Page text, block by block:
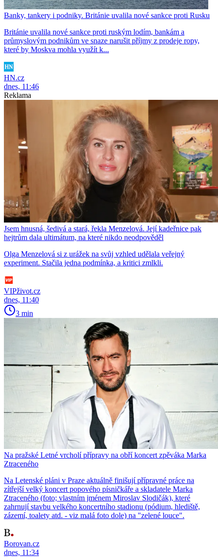
Banky, tankery i podniky. Británie uvalila nové sankce proti Rusku
Británie uvalila nové sankce proti ruským lodím, bankám a
průmyslovým podnikům ve snaze narušit příjmy z prodeje ropy,
které by Moskva mohla využít k...
HN.cz
dnes, 11:46
Reklama
Jsem hnusná, šedivá a stará, řekla Menzelová. Její kadeřnice pak
hejtrům dala ultimátum, na které nikdo neodpověděl
Olga Menzelová si z urážek na svůj vzhled udělala veřejný
experiment. Stačila jedna podmínka, a kritici zmlkli.
VIPživot.cz
dnes, 11:40
3 min
Na pražské Letné vrcholí přípravy na obří koncert zpěváka Marka
Ztraceného
Na Letenské pláni v Praze aktuálně finišují přípravné práce na
zítřejší velký koncert popového písničkáře a skladatele Marka
Ztraceného (foto; vlastním jménem Miroslav Slodičák), které
zahrnují stavbu velkého koncertního stadionu (pódium, hlediště,
zázemí, toalety atd. - viz malá foto dole) na "zelené louce".
Borovan.cz
dnes, 11:34